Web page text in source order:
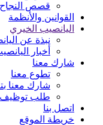
قصص النجاح
القوانين والأنظمة
اليانصيب الخيري
نبذة عن
أخبار
شارك معنا
تطوع معنا
شارك معنا
طلب توظيف
اتصل بنا
خريطة الموقع